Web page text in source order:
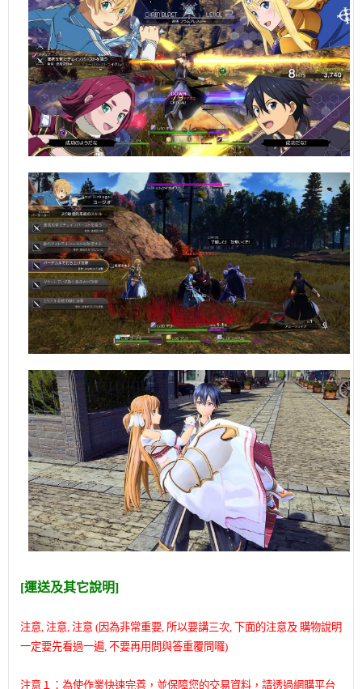
[運送及其它說明]
注意, 注意, 注意 (因為非常重要, 所以要講三次, 下面的注意及 購物說明
一定要先看過一遍, 不要再用問與答重覆問囉)
注意１：為使作業快速完善，並保障您的交易資料，請透過網購平台